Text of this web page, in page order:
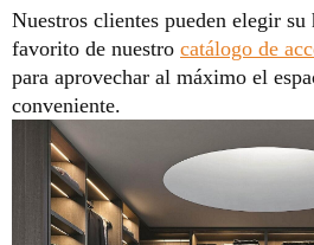
Nuestros clientes pueden elegir
favorito de nuestro catálogo de
para aprovechar al máximo el
conveniente.